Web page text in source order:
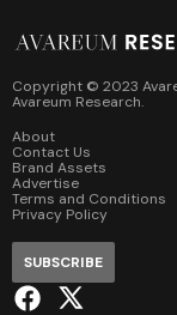
Copyright © 2023
Avareum Research.
About
Contact Us
Brand Assets
Advertise
Terms and Conditions
Privacy Policy
SUBSCRIBE